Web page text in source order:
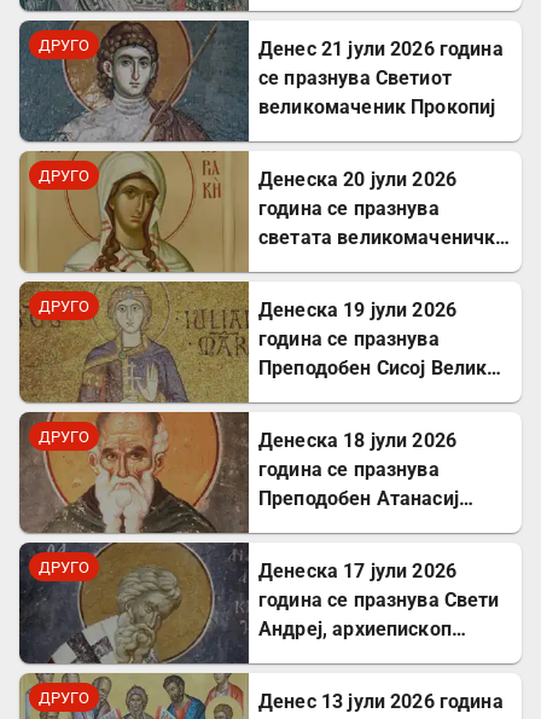
ДРУГО
Денес 21 јули 2026 година
се празнува Светиот
великомаченик Прокопиј
ДРУГО
Денеска 20 јули 2026
година се празнува
светата великомаченичка
ДРУГО
Денеска 19 јули 2026
година се празнува
Преподобен Сисој Велики:
воскреснуваше мртви
ДРУГО
Денеска 18 јули 2026
година се празнува
Преподобен Атанасиј
ДРУГО
Денеска 17 јули 2026
година се празнува Свети
Андреј, архиепископ
ДРУГО
Денес 13 јули 2026 година